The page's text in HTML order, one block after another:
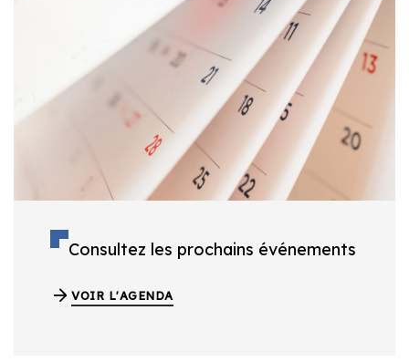
Consultez les prochains événements
VOIR L'AGENDA